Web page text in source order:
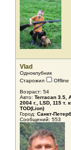
Vlad
Одноклубник
Старожил
Offline
Возраст: 54
Авто: Terracan 3.5,
2004 г., LSD, 115 т.
TOD(Lion)
Город: Санкт-
Сообщений: 553